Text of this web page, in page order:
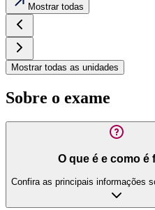
Mostrar todas
Mostrar todas as unidades
Sobre o exame
O que é e como é
Confira as principais informações